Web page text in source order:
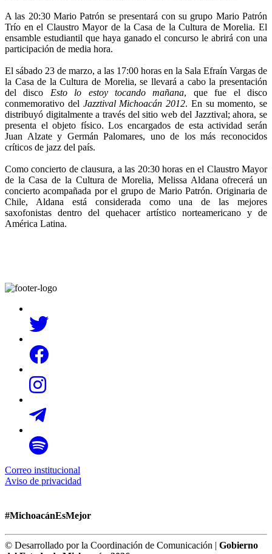
A las 20:30 Mario Patrón se presentará con su grupo Mario Patrón
Trío en el Claustro Mayor de la Casa de la Cultura de Morelia. El
ensamble estudiantil que haya ganado el concurso le abrirá con una
participación de media hora.
El sábado 23 de marzo, a las 17:00 horas en la Sala Efraín Vargas de
la Casa de la Cultura de Morelia, se llevará a cabo la presentación
del disco Esto lo estoy tocando mañana, que fue el disco
conmemorativo del Jazztival Michoacán 2012. En su momento, se
distribuyó digitalmente a través del sitio web del Jazztival; ahora, se
presenta el objeto físico. Los encargados de esta actividad serán
Juan Alzate y Germán Palomares, uno de los más reconocidos
críticos de jazz del país.
Como concierto de clausura, a las 20:30 horas en el Claustro Mayor
de la Casa de la Cultura de Morelia, Melissa Aldana ofrecerá un
concierto acompañada por el grupo de Mario Patrón. Originaria de
Chile, Aldana está considerada como una de las mejores
saxofonistas dentro del quehacer artístico norteamericano y de
América Latina.
Correo institucional
Aviso de privacidad
#MichoacánEsMejor
© Desarrollado por la Coordinación de Comunicación | Gobierno